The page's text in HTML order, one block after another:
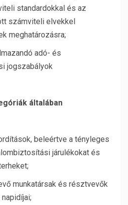
standardokkal és az
számviteli elvekkel
meghatározásra;
adó- és
jogszabályok
általában
beleértve a tényleges
járulékokat és
munkatársak és résztvevők